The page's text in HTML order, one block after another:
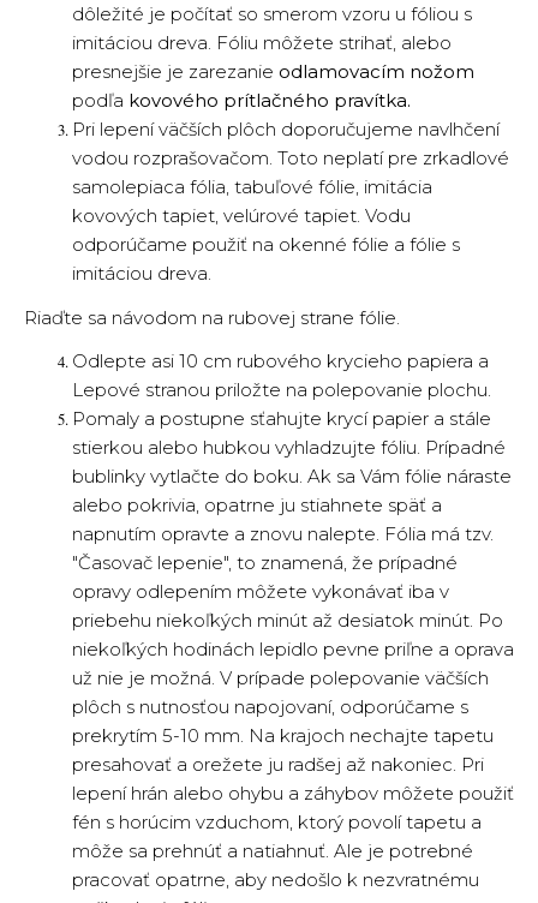
dôležité je počítať so smerom vzoru u fóliou s
imitáciou dreva. Fóliu môžete strihať, alebo
presnejšie je zarezanie odlamovacím nožom
podľa kovového prítlačného pravítka.
Pri lepení väčších plôch doporučujeme navlhčení
vodou rozprašovačom. Toto neplatí pre zrkadlové
samolepiaca fólia, tabuľové fólie, imitácia
kovových tapiet, velúrové tapiet. Vodu
odporúčame použiť na okenné fólie a fólie s
imitáciou dreva.
Riaďte sa návodom na rubovej strane fólie.
Odlepte asi 10 cm rubového krycieho papiera a
Lepové stranou priložte na polepovanie plochu.
Pomaly a postupne sťahujte krycí papier a stále
stierkou alebo hubkou vyhladzujte fóliu. Prípadné
bublinky vytlačte do boku. Ak sa Vám fólie náraste
alebo pokrivia, opatrne ju stiahnete späť a
napnutím opravte a znovu nalepte. Fólia má tzv.
"Časovač lepenie", to znamená, že prípadné
opravy odlepením môžete vykonávať iba v
priebehu niekoľkých minút až desiatok minút. Po
niekoľkých hodinách lepidlo pevne priľne a oprava
už nie je možná. V prípade polepovanie väčších
plôch s nutnosťou napojovaní, odporúčame s
prekrytím 5-10 mm. Na krajoch nechajte tapetu
presahovať a orežete ju radšej až nakoniec. Pri
lepení hrán alebo ohybu a záhybov môžete použiť
fén s horúcim vzduchom, ktorý povolí tapetu a
môže sa prehnúť a natiahnuť. Ale je potrebné
pracovať opatrne, aby nedošlo k nezvratnému